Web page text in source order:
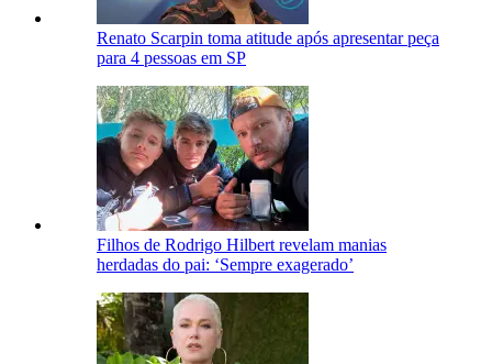
Renato Scarpin toma atitude após apresentar peça
para 4 pessoas em SP
Filhos de Rodrigo Hilbert revelam manias
herdadas do pai: ‘Sempre exagerado’